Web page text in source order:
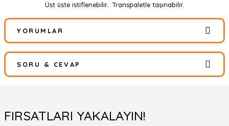
Üst üste istiflenebilir. Transpaletle taşınabilir.
YORUMLAR
Bu ürüne ilk yorumu siz yapın!
Yorum Yaz
SORU & CEVAP
Ürün hakkında henüz soru sorulmamış.
FIRSATLARI YAKALAYIN!